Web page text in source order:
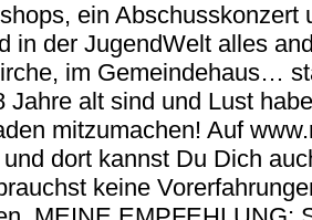
ein Abschusskonzert
in der JugendWelt alles
im Gemeindehaus…
Jahre alt sind und Lust
mitzumachen! Auf
dort kannst Du Dich
keine